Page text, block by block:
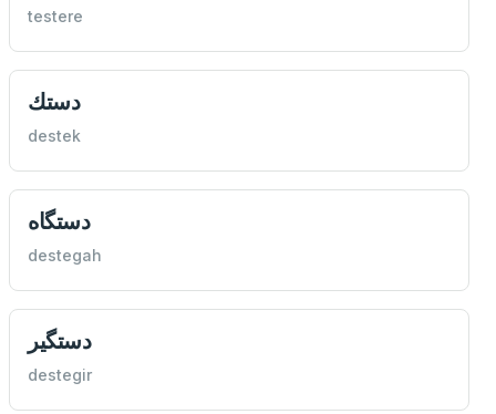
testere
دستك
destek
دستگاه
destegah
دستگير
destegir